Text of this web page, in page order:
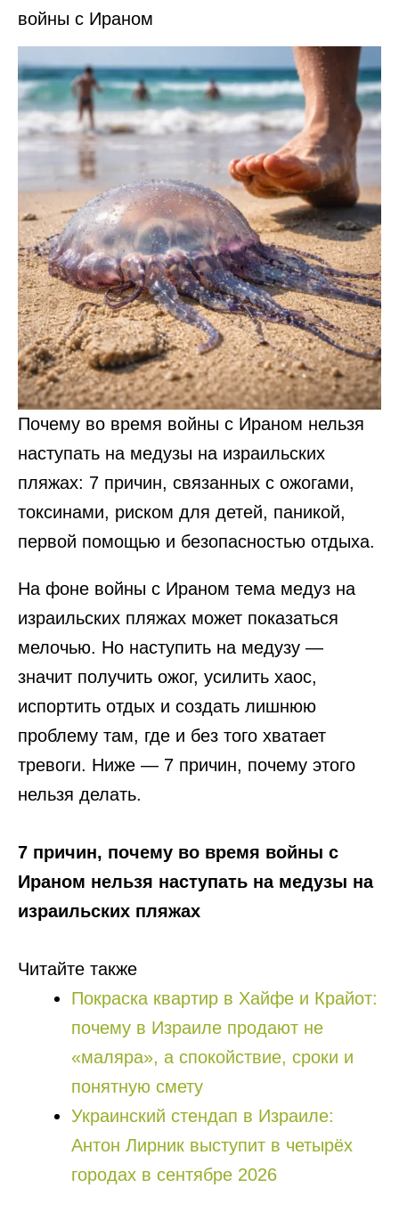
войны с Ираном
Почему во время войны с Ираном нельзя
наступать на медузы на израильских
пляжах: 7 причин, связанных с ожогами,
токсинами, риском для детей, паникой,
первой помощью и безопасностью отдыха.
На фоне войны с Ираном тема медуз на
израильских пляжах может показаться
мелочью. Но наступить на медузу —
значит получить ожог, усилить хаос,
испортить отдых и создать лишнюю
проблему там, где и без того хватает
тревоги. Ниже — 7 причин, почему этого
нельзя делать.
7 причин, почему во время войны с
Ираном нельзя наступать на медузы на
израильских пляжах
Читайте также
Покраска квартир в Хайфе и Крайот:
почему в Израиле продают не
«маляра», а спокойствие, сроки и
понятную смету
Украинский стендап в Израиле:
Антон Лирник выступит в четырёх
городах в сентябре 2026